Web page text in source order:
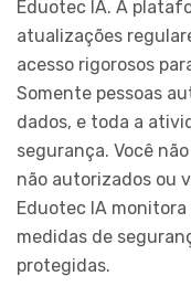
Eduotec IA. A
atualizações
acesso rigorosos
Somente pessoas
dados, e toda a
segurança. Você
não autorizados ou
Eduotec IA
medidas de
protegidas.